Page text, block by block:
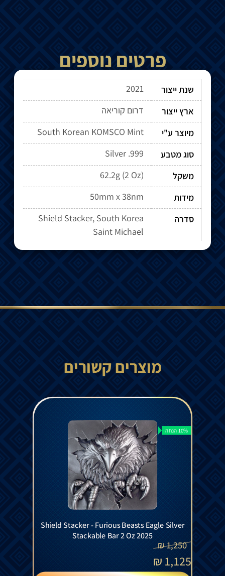
פרטים נוספים
שנת ייצור
2021
ארץ ייצור
דרום קוריאה
מיוצר ע"י
South Korean KOMSCO Mint
סוג מטבע
Silver .999
משקל
62.2g (2 Oz)
מידות
50mm x 38nm
סדרה
Shield Stacker, South Korea
Saint Michael
מוצרים קשורים
10% הנחה
Shield Stacker - Furious Beasts Eagle Silver
Stackable Bar 2 Oz 2025
1,250
₪
1,125
₪